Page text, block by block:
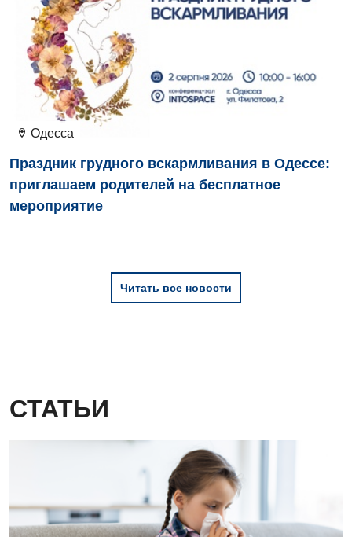
Одесса
Праздник грудного вскармливания в Одессе:
приглашаем родителей на бесплатное
мероприятие
Читать все новости
СТАТЬИ